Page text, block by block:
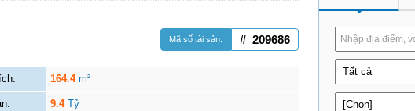
Mã số tài sản: #_209686
164.4m²
9.4Tỷ